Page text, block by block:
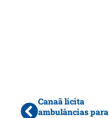
Canaã licita
ambulâncias para